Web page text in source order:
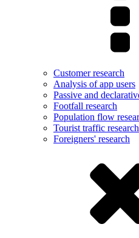
Customer research
Analysis of app users
Passive and
Footfall research
Population flow
Tourist traffic research
Foreigners' research